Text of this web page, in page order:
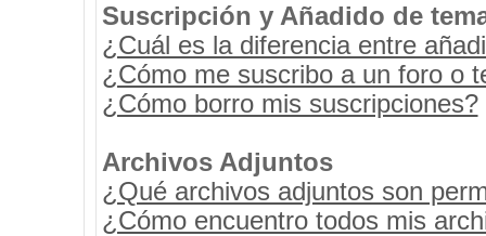
Suscripción y Añadido de
¿Cuál es la diferencia entre
¿Cómo me suscribo a un foro o
¿Cómo borro mis suscripciones?
Archivos Adjuntos
¿Qué archivos adjuntos son
¿Cómo encuentro todos mis